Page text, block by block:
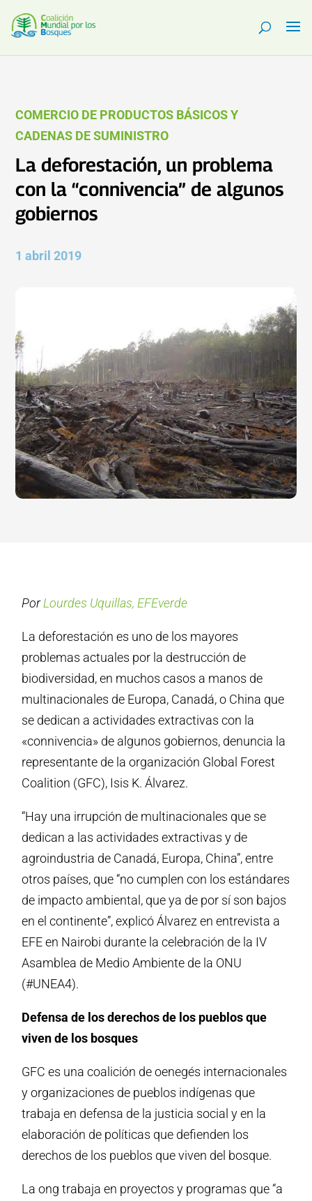
COMERCIO DE PRODUCTOS BÁSICOS Y
CADENAS DE SUMINISTRO
La deforestación, un problema
con la “connivencia” de algunos
gobiernos
1 abril 2019
PorLourdes Uquillas, EFEverde
La deforestación es uno de los mayores
problemas actuales por la destrucción de
biodiversidad, en muchos casos a manos de
multinacionales de Europa, Canadá, o China que
se dedican a actividades extractivas con la
«connivencia» de algunos gobiernos, denuncia la
representante de la organización Global Forest
Coalition (GFC), Isis K. Álvarez.
“Hay una irrupción de multinacionales que se
dedican a las actividades extractivas y de
agroindustria de Canadá, Europa, China”, entre
otros países, que “no cumplen con los estándares
de impacto ambiental, que ya de por sí son bajos
en el continente”, explicó Álvarez en entrevista a
EFE en Nairobi durante la celebración de la IV
Asamblea de Medio Ambiente de la ONU
(#UNEA4).
Defensa de los derechos de los pueblos que
viven de los bosques
GFC es una coalición de oenegés internacionales
y organizaciones de pueblos indígenas que
trabaja en defensa de la justicia social y en la
elaboración de políticas que defienden los
derechos de los pueblos que viven del bosque.
La ong trabaja en proyectos y programas que “a